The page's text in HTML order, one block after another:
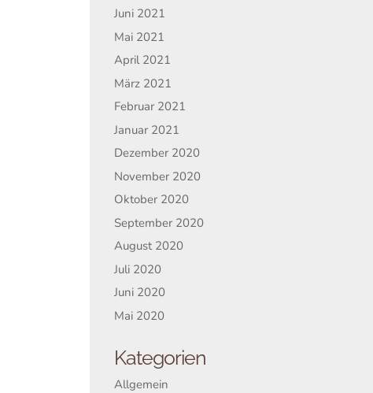
Juni 2021
Mai 2021
April 2021
März 2021
Februar 2021
Januar 2021
Dezember 2020
November 2020
Oktober 2020
September 2020
August 2020
Juli 2020
Juni 2020
Mai 2020
Kategorien
Allgemein